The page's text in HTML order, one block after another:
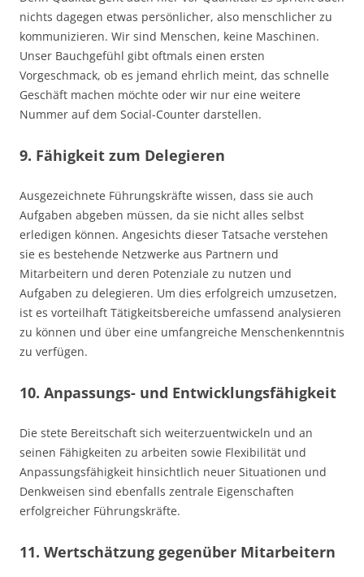
nichts dagegen etwas persönlicher, also menschlicher zu
kommunizieren. Wir sind Menschen, keine Maschinen.
Unser Bauchgefühl gibt oftmals einen ersten
Vorgeschmack, ob es jemand ehrlich meint, das schnelle
Geschäft machen möchte oder wir nur eine weitere
Nummer auf dem Social-Counter darstellen.
9. Fähigkeit zum Delegieren
Ausgezeichnete Führungskräfte wissen, dass sie auch
Aufgaben abgeben müssen, da sie nicht alles selbst
erledigen können. Angesichts dieser Tatsache verstehen
sie es bestehende Netzwerke aus Partnern und
Mitarbeitern und deren Potenziale zu nutzen und
Aufgaben zu delegieren. Um dies erfolgreich umzusetzen,
ist es vorteilhaft Tätigkeitsbereiche umfassend analysieren
zu können und über eine umfangreiche Menschenkenntnis
zu verfügen.
10. Anpassungs- und Entwicklungsfähigkeit
Die stete Bereitschaft sich weiterzuentwickeln und an
seinen Fähigkeiten zu arbeiten sowie Flexibilität und
Anpassungsfähigkeit hinsichtlich neuer Situationen und
Denkweisen sind ebenfalls zentrale Eigenschaften
erfolgreicher Führungskräfte.
11. Wertschätzung gegenüber Mitarbeitern